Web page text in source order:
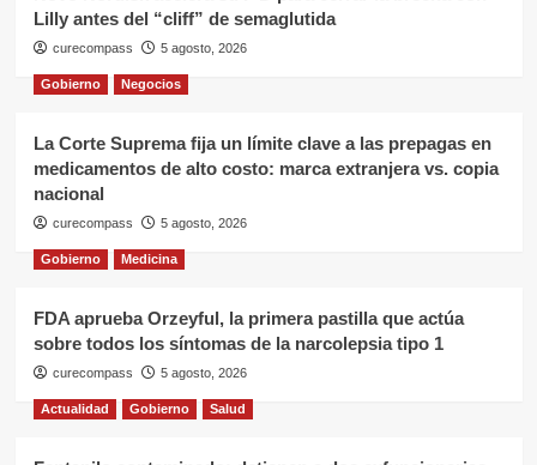
Lilly antes del “cliff” de semaglutida
curecompass 5 agosto, 2026
Gobierno Negocios
La Corte Suprema fija un límite clave a las prepagas en
medicamentos de alto costo: marca extranjera vs. copia
nacional
curecompass 5 agosto, 2026
Gobierno Medicina
FDA aprueba Orzeyful, la primera pastilla que actúa
sobre todos los síntomas de la narcolepsia tipo 1
curecompass 5 agosto, 2026
Actualidad Gobierno Salud